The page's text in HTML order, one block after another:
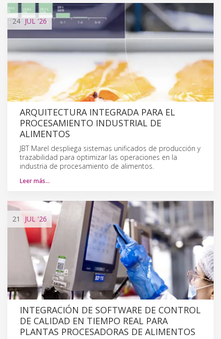
24 JUL '26
ARQUITECTURA INTEGRADA PARA EL
PROCESAMIENTO INDUSTRIAL DE
ALIMENTOS
JBT Marel despliega sistemas unificados de producción y
trazabilidad para optimizar las operaciones en la
industria de procesamiento de alimentos.
Leer más…
21 JUL '26
INTEGRACIÓN DE SOFTWARE DE CONTROL
DE CALIDAD EN TIEMPO REAL PARA
PLANTAS PROCESADORAS DE ALIMENTOS